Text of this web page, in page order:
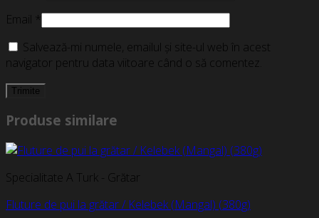
Email *
Salvează-mi numele, emailul și site-ul web în acest
navigator pentru data viitoare când o să comentez.
Produse similare
Specialitate A Turk - Grătar
Fluture de pui la grătar / Kelebek (Mangal) (380g)